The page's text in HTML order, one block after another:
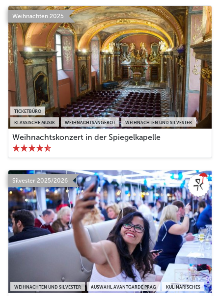
Weihnachten 2025
KLASSISCHE MUSIK WEIHNACHTSANGEBOT WEIHNACHTEN UND SILVESTER
TICKETBÜRO
Weihnachtskonzert in der Spiegelkapelle
Silvester 2025/2026
WEIHNACHTEN UND SILVESTER AUSWAHL AVANTGARDE PRAG KULINARISCHES